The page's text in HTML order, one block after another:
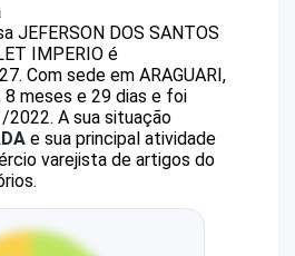
JEFERSON DOS SANTOS
IMPERIO é
. Com sede em ARAGUARI,
8 meses e 29 dias e foi
2022. A sua situação
e sua principal atividade
varejista de artigos do